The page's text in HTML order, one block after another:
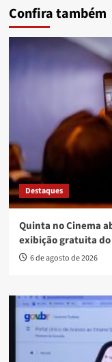
Confira também
Destaques
Quinta no Cinema
exibição gratuita
6 de agosto de 2026